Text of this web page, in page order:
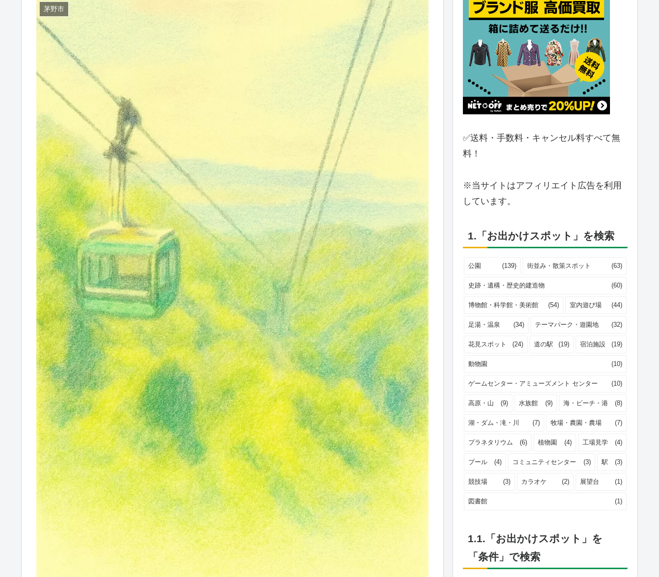
茅野市
✅送料・手数料・キャンセル料すべて無
料！
※当サイトはアフィリエイト広告を利用
しています。
1.「お出かけスポット」を検索
公園 (139) 街並み・散策スポット (63)
史跡・遺構・歴史的建造物 (60)
博物館・科学館・美術館 (54) 室内遊び場 (44)
足湯・温泉 (34) テーマパーク・遊園地 (32)
花見スポット (24) 道の駅 (19) 宿泊施設 (19)
動物園 (10)
ゲームセンター・アミューズメント センター (10)
高原・山 (9) 水族館 (9) 海・ビーチ・港 (8)
湖・ダム・滝・川 (7) 牧場・農園・農場 (7)
プラネタリウム (6) 植物園 (4) 工場見学 (4)
プール (4) コミュニティセンター (3) 駅 (3)
競技場 (3) カラオケ (2) 展望台 (1)
図書館 (1)
1.1.「お出かけスポット」を
「条件」で検索